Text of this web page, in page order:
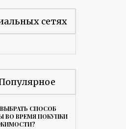
сетях
СПОСОБ
ВО ВРЕМЯ ПОКУПКИ